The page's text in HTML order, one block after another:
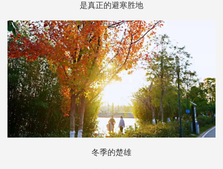
是真正的避寒胜地
冬季的楚雄